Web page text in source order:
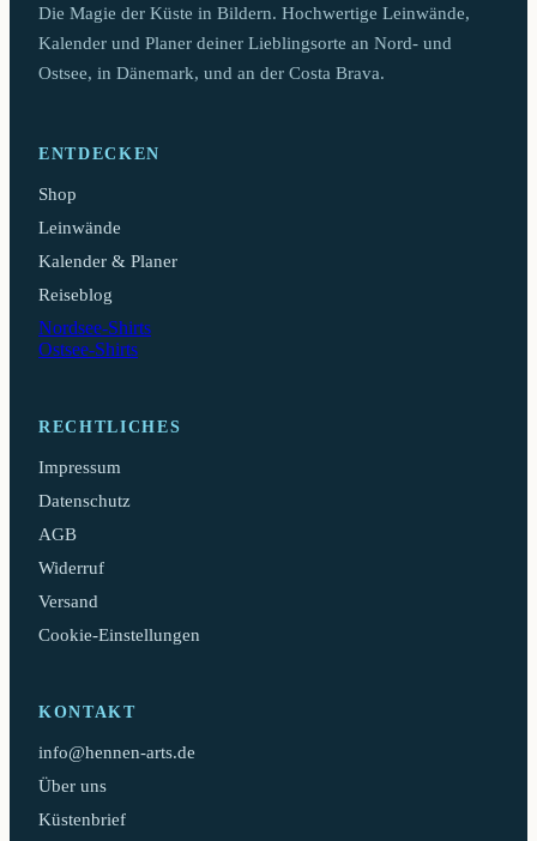
können
auf
der
Produktseite
können
der
Produktseite
Die Magie der Küste in Bildern. Hochwertige Leinwände,
Kalender und Planer deiner Lieblingsorte an Nord- und
Ostsee, in Dänemark, und an der Costa Brava.
ENTDECKEN
Shop
Leinwände
Kalender & Planer
Reiseblog
Nordsee-Shirts
Ostsee-Shirts
RECHTLICHES
Impressum
Datenschutz
AGB
Widerruf
Versand
Cookie-Einstellungen
KONTAKT
info@hennen-arts.de
Über uns
Küstenbrief